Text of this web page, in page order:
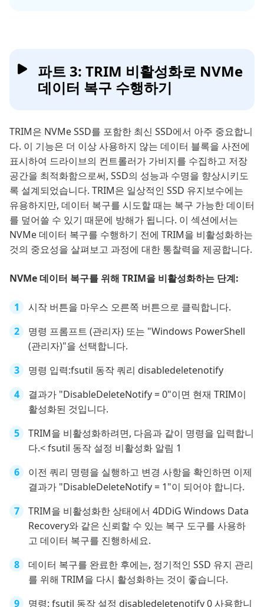
파트 3: TRIM 비활성화로 NVMe
데이터 복구 수행하기
TRIM은 NVMe SSD를 포함한 최신 SSD에서 아주 중요합니
다. 이 기능은 더 이상 사용하지 않는 데이터 블록을 사전에
표시하여 드라이브의 컨트롤러가 가비지를 수집하고 저장
공간을 최적화함으로써, SSD의 성능과 수명을 향상시키도
록 설계되었습니다. TRIM은 일상적인 SSD 유지보수에는
유용하지만, 데이터 복구를 시도할 때는 복구 가능한 데이터
를 덮어쓸 수 있기 때문에 방해가 됩니다. 이 섹션에서는
NVMe 데이터 복구를 수행하기 전에 TRIM을 비활성화하는
것의 중요성을 살펴보고 과정에 대한 통찰력을 제공합니다.
NVMe 데이터 복구를 위해 TRIM을 비활성화하는 단계:
시작 버튼을 마우스 오른쪽 버튼으로 클릭합니다.
명령 프롬프트 (관리자) 또는 "Windows PowerShell
(관리자)"을 선택합니다.
명령 입력:fsutil 동작 쿼리 disabledeletenotify
결과가 "DisableDeleteNotify = 0"이면 현재 TRIM이
활성화된 것입니다.
TRIM을 비활성화하려면, 다음과 같이 명령을 입력합니
다.< fsutil 동작 설정 비활성화 알림 1
이전 쿼리 명령을 실행하고 변경 사항을 확인하면 이제
결과가 "DisableDeleteNotify = 1"이 되어야 합니다.
TRIM을 비활성화한 상태에서 4DDiG Windows Data
Recovery와 같은 신뢰할 수 있는 복구 도구를 사용하
고 데이터 복구를 진행하세요.
데이터 복구를 완료한 후에는, 정기적인 SSD 유지 관리
를 위해 TRIM을 다시 활성화하는 것이 좋습니다.
명령: fsutil 동작 설정 disabledeletenotify 0 사용합니